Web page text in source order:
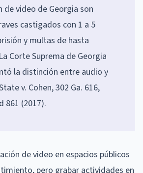
de video de Georgia son
castigados con 1 a 5
y multas de hasta
Corte Suprema de Georgia
la distinción entre audio y
v. Cohen, 302 Ga. 616,
861 (2017).
de video en espacios públicos
pero grabar actividades en